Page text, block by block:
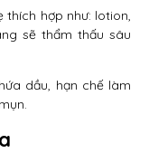
thích hợp như: lotion,
sẽ thẩm thấu sâu
dầu, hạn chế làm